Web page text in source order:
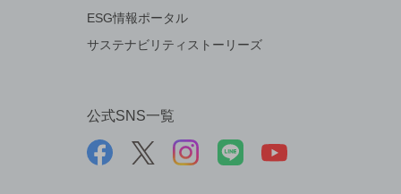
ESG情報ポータル
サステナビリティストーリーズ
公式SNS一覧